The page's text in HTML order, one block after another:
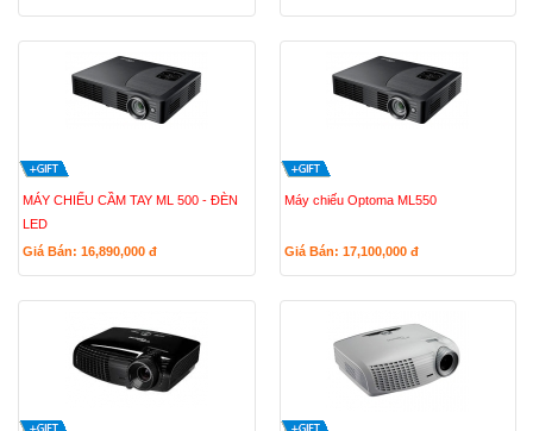
MÁY CHIẾU CẦM TAY ML 500 - ĐÈN
LED
Giá Bán: 16,890,000 đ
Máy chiếu Optoma ML550
Giá Bán: 17,100,000 đ